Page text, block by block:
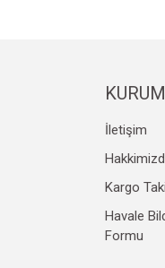
İletişim
Kargo
Havale
Formu